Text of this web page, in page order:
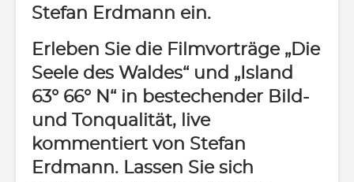
Stefan Erdmann ein.
Erleben Sie die Filmvorträge „Die
Seele des Waldes“ und „Island
63° 66° N“ in bestechender Bild-
und Tonqualität, live
kommentiert von Stefan
Erdmann. Lassen Sie sich